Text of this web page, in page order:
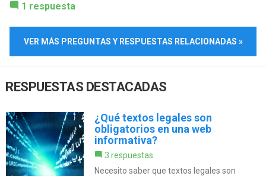
1 respuesta
VER MÁS PREGUNTAS Y RESPUESTAS RELACIONADAS »
RESPUESTAS DESTACADAS
¿Qué textos legales son
obligatorios en una web
informativa?
3 respuestas
Necesito saber que textos legales son